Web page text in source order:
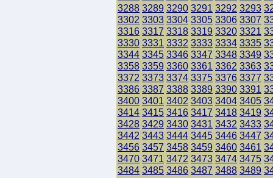
3288 3289 3290 3291 3292 3293
3302 3303 3304 3305 3306 3307
3316 3317 3318 3319 3320 3321
3330 3331 3332 3333 3334 3335
3344 3345 3346 3347 3348 3349
3358 3359 3360 3361 3362 3363
3372 3373 3374 3375 3376 3377
3386 3387 3388 3389 3390 3391
3400 3401 3402 3403 3404 3405
3414 3415 3416 3417 3418 3419
3428 3429 3430 3431 3432 3433
3442 3443 3444 3445 3446 3447
3456 3457 3458 3459 3460 3461
3470 3471 3472 3473 3474 3475
3484 3485 3486 3487 3488 3489